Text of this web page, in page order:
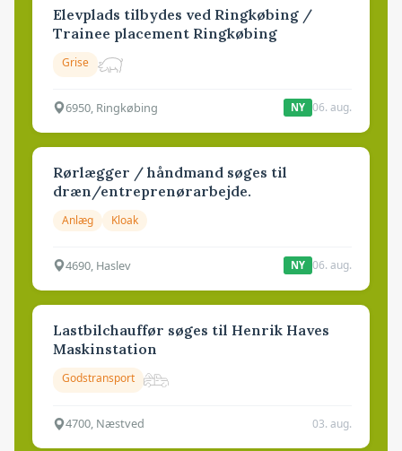
Elevplads tilbydes ved Ringkøbing /
Trainee placement Ringkøbing
Grise
6950, Ringkøbing NY 06. aug.
Rørlægger / håndmand søges til
dræn/entreprenørarbejde.
Anlæg Kloak
4690, Haslev NY 06. aug.
Lastbilchauffør søges til Henrik Haves
Maskinstation
Godstransport
4700, Næstved 03. aug.